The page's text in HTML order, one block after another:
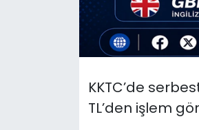
KKTC’de
TL’den işlem
Nöbetçi Eczaneler
Otomobil Dünyası